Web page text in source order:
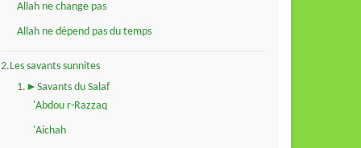
Allah ne change pas
Allah ne dépend pas du temps
2.Les savants sunnites
1.►Savants du Salaf
'Abdou r-Razzaq
'Aichah